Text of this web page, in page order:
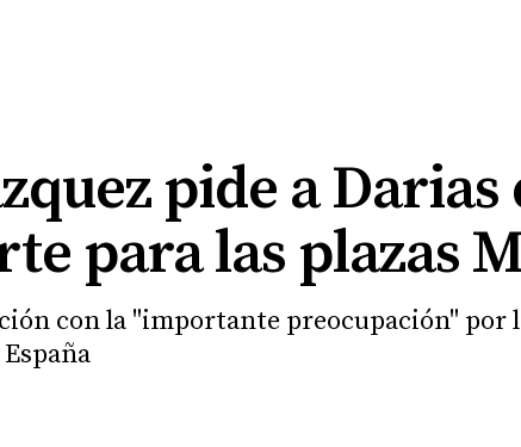
pide a
para las plazas
con la "importante preocupación" por